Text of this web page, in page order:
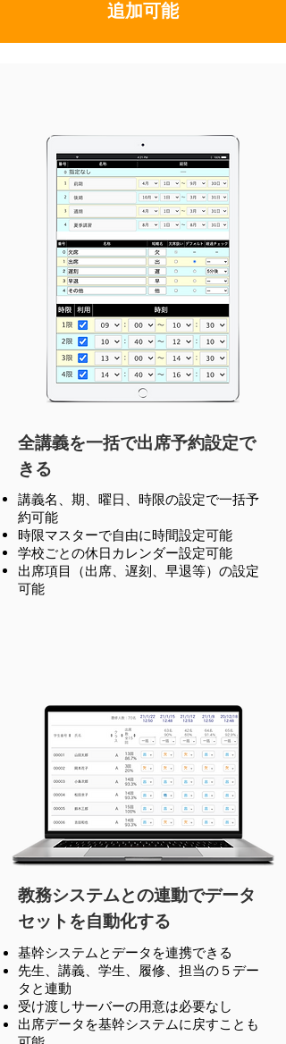
追加可能
全講義を一括で出席予約設定で
きる
講義名、期、曜日、時限の設定で一括予
約可能
時限マスターで自由に時間設定可能
学校ごとの休日カレンダー設定可能
出席項目（出席、遅刻、早退等）の設定
可能
教務システムとの連動でデータ
セットを自動化する
基幹システムとデータを連携できる
先生、講義、学生、履修、担当の５デー
タと連動
受け渡しサーバーの用意は必要なし
出席データを基幹システムに戻すことも